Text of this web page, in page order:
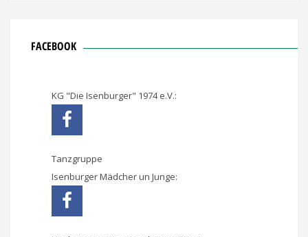
FACEBOOK
KG "Die Isenburger" 1974 e.V.:
Tanzgruppe
Isenburger Mädcher un Junge: